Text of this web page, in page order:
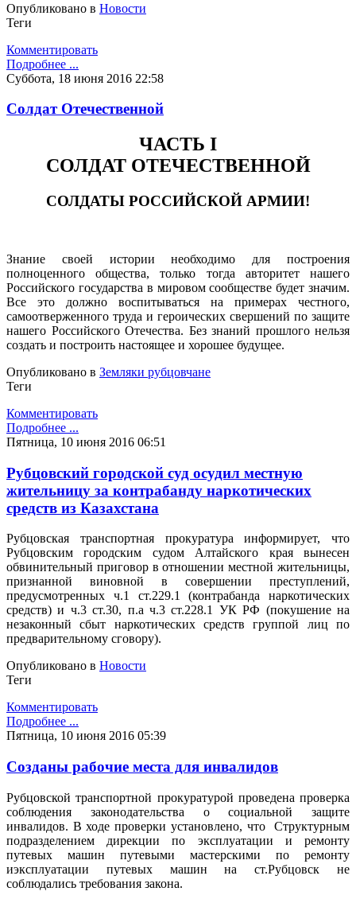
Опубликовано в Новости
Теги
Комментировать
Подробнее ...
Суббота, 18 июня 2016 22:58
Солдат Отечественной
ЧАСТЬ I
СОЛДАТ ОТЕЧЕСТВЕННОЙ
СОЛДАТЫ РОССИЙСКОЙ АРМИИ!
Знание своей истории необходимо для построения
полноценного общества, только тогда авторитет нашего
Российского государства в мировом сообществе будет значим.
Все это должно воспитываться на примерах честного,
самоотверженного труда и героических свершений по защите
нашего Российского Отечества. Без знаний прошлого нельзя
создать и построить настоящее и хорошее будущее.
Опубликовано в Земляки рубцовчане
Теги
Комментировать
Подробнее ...
Пятница, 10 июня 2016 06:51
Рубцовский городской суд осудил местную
жительницу за контрабанду наркотических
средств из Казахстана
Рубцовская транспортная прокуратура информирует, что
Рубцовским городским судом Алтайского края вынесен
обвинительный приговор в отношении местной жительницы,
признанной виновной в совершении преступлений,
предусмотренных ч.1 ст.229.1 (контрабанда наркотических
средств) и ч.3 ст.30, п.а ч.3 ст.228.1 УК РФ (покушение на
незаконный сбыт наркотических средств группой лиц по
предварительному сговору).
Опубликовано в Новости
Теги
Комментировать
Подробнее ...
Пятница, 10 июня 2016 05:39
Созданы рабочие места для инвалидов
Рубцовской транспортной прокуратурой проведена проверка
соблюдения законодательства о социальной защите
инвалидов. В ходе проверки установлено, что Структурным
подразделением дирекции по эксплуатации и ремонту
путевых машин путевыми мастерскими по ремонту
иэксплуатации путевых машин на ст.Рубцовск не
соблюдались требования закона.